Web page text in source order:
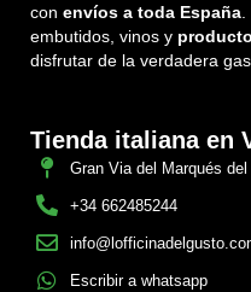
con envíos a toda España.
embutidos, vinos y
disfrutar de la verdadera
Tienda italiana en
Gran Via del Marqués
+34 662485244
Escribir a whatsapp